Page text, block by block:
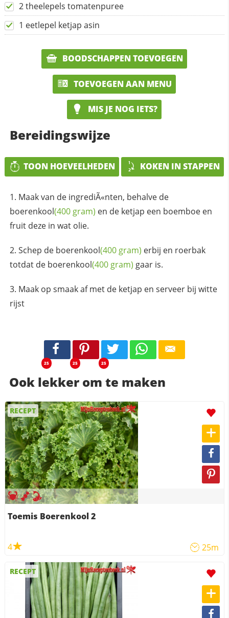
2 theelepels tomatenpuree
1 eetlepel ketjap asin
BOODSCHAPPEN TOEVOEGEN
TOEVOEGEN AAN MENU
MIS JE NOG IETS?
Bereidingswijze
TOON HOEVEELHEDEN KOKEN IN STAPPEN
Maak van de ingrediÃ«nten, behalve de
boerenkool(400 gram) en de ketjap een boemboe en
fruit deze in wat olie.
Schep de boerenkool(400 gram) erbij en roerbak
totdat de boerenkool(400 gram) gaar is.
Maak op smaak af met de ketjap en serveer bij witte
rijst
25 25 25
Ook lekker om te maken
RECEPT
Toemis Boerenkool 2
4 25m
RECEPT